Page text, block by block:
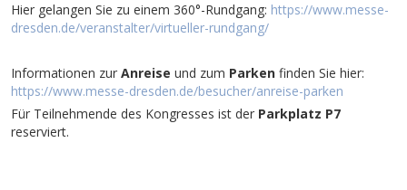
Hier gelangen Sie zu einem 360°-Rundgang: https://www.messe-
dresden.de/veranstalter/virtueller-rundgang/
Informationen zur Anreise und zum Parken finden Sie hier:
https://www.messe-dresden.de/besucher/anreise-parken
Für Teilnehmende des Kongresses ist der Parkplatz P7
reserviert.